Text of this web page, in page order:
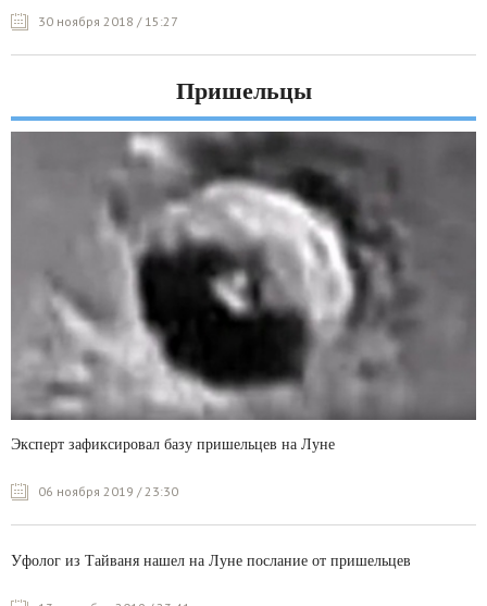
30 ноября 2018 / 15:27
Пришельцы
Эксперт зафиксировал базу пришельцев на Луне
06 ноября 2019 / 23:30
Уфолог из Тайваня нашел на Луне послание от пришельцев